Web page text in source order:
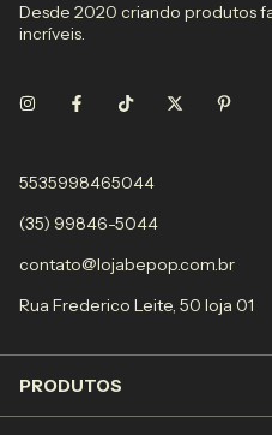
Desde 2020 criando produtos
incríveis.
5535998465044
(35) 99846-5044
contato@lojabepop.com.br
Rua Frederico Leite, 50 loja 01
PRODUTOS